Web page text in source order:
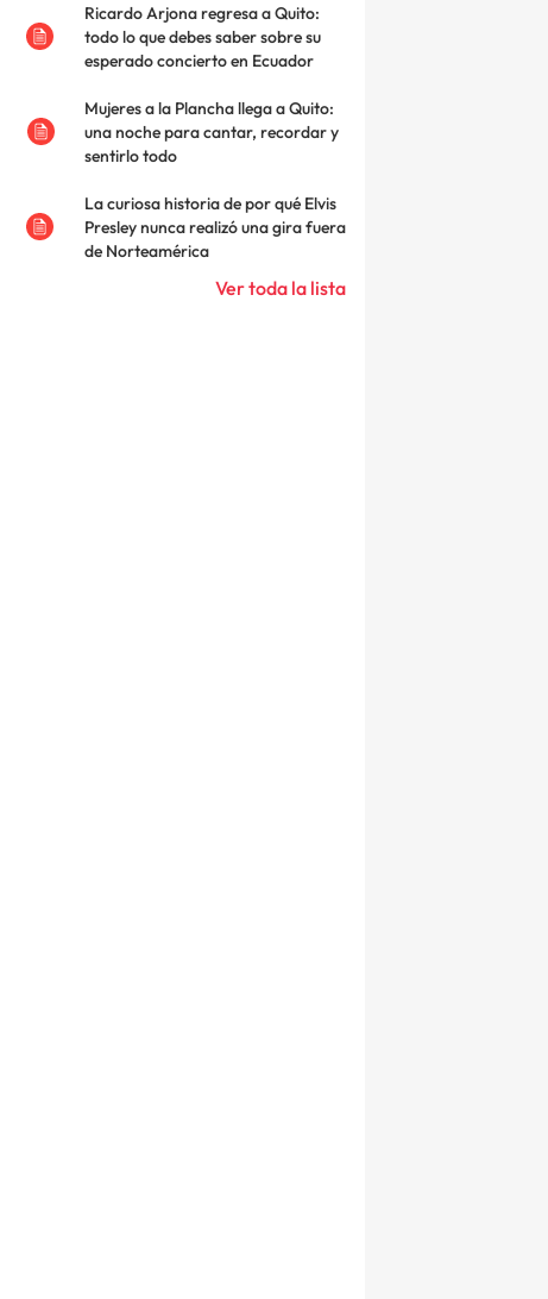
Ricardo Arjona regresa a Quito:
todo lo que debes saber sobre su
esperado concierto en Ecuador
Mujeres a la Plancha llega a Quito:
una noche para cantar, recordar y
sentirlo todo
La curiosa historia de por qué Elvis
Presley nunca realizó una gira fuera
de Norteamérica
Ver toda la lista